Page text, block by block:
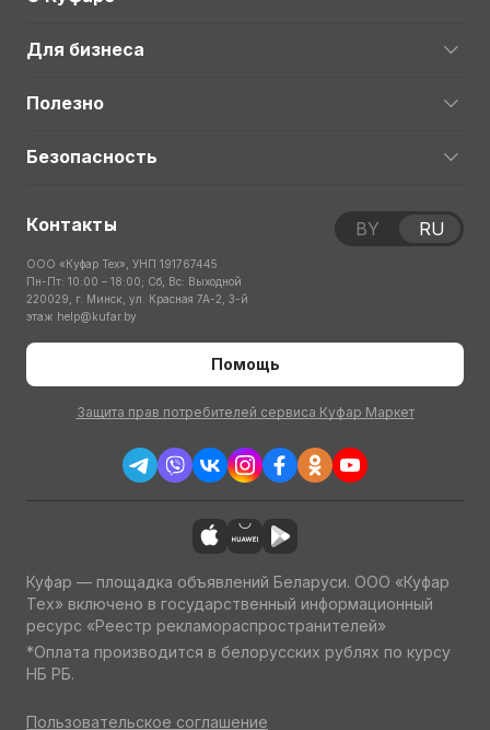
Для бизнеса
Полезно
Безопасность
Контакты
ООО «Куфар Тех», УНП 191767445
Пн-Пт: 10:00 – 18:00; Сб, Вс: Выходной
220029, г. Минск, ул. Красная 7А-2, 3-й
этаж help@kufar.by
Помощь
Защита прав потребителей сервиса Куфар Маркет
BY RU
Куфар — площадка объявлений Беларуси. ООО «Куфар
Тех» включено в государственный информационный
ресурс «Реестр рекламораспространителей»
*Оплата производится в белорусских рублях по курсу
НБ РБ.
Пользовательское соглашение